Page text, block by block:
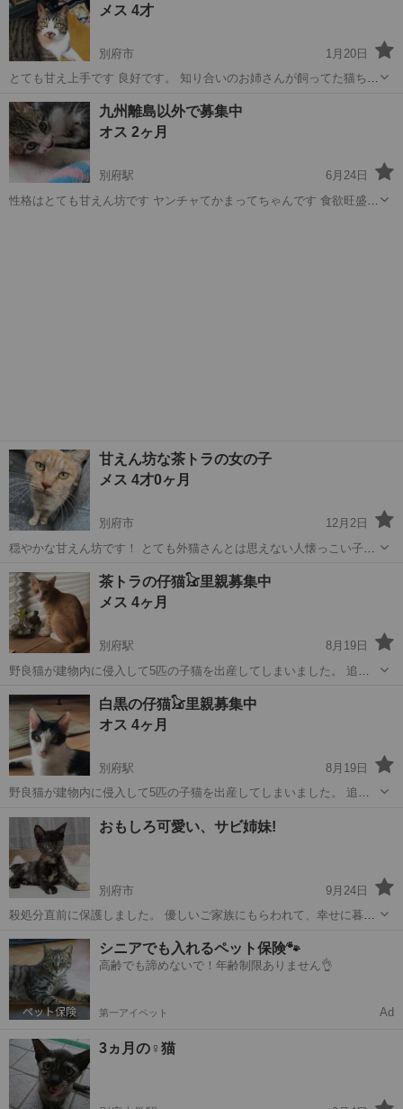
とは可能です トライアル...
メス 4才
別府市
1月20日
とても甘え上手です 良好です。 知り合いのお姉さんが飼ってた猫ちゃ
りに通ってます。しかし、知り合いも70歳を過ぎた高齢な為、運転し
て毎日行くのが困難になるの...
大分 別府市 猫 甘え
九州離島以外で募集中
オス 2ヶ月
別府駅
6月24日
性格はとても甘えん坊です ヤンチャてかまってちゃんです 食欲旺盛で
甘えん坊な茶トラの女の子
メス 4才0ヶ月
別府市
12月2日
穏やかな甘えん坊です！ とても外猫さんとは思えない人懐っこい子で
かく細い毛並みで撫でるとゴロンとするほど人が大好きです。 避妊手
術後は少し肥って来ましたが健...
大分 別府市 甘えん坊
茶トラの仔猫𓃠里親募集中
メス 4ヶ月
別府駅
8月19日
野良猫が建物内に侵入して5匹の子猫を出産してしまいました。 追い
学びの時期を5匹の兄弟たちと過ごしスクスク育ってきたのと人馴れし
てますので比較的育てやすいと...
大分 別府市 別府駅 猫 去勢手術
白黒の仔猫𓃠里親募集中
オス 4ヶ月
別府駅
8月19日
野良猫が建物内に侵入して5匹の子猫を出産してしまいました。 追い
学びの時期を5匹の兄弟たちと過ごし甘噛みも爪の立て方も覚えスクス
クと育ってきたのと人馴れして...
大分 別府市 別府駅 猫 去勢手術
おもしろ可愛い、サビ姉妹!
別府市
9月24日
殺処分直前に保護しました。 優しいご家族にもらわれて、幸せに暮ら
らい。明るく陽気、元気で遊びが大好きなサビ柄(べっこう柄)の姉妹で
す。女の子らしく細...
大分 別府市 サビ
シニアでも入れるペット保険🐾
高齢でも諦めないで！年齢制限ありません👌
第一アイペット Ad
3ヵ月の♀猫